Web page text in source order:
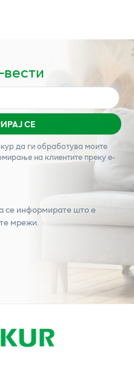
СЕ
да ги обработува моите
на клиентите преку е-
се информирате што е
мрежи.